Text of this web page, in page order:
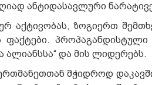
ანტიდასავლური
აქტივობას, ზოგიერთ
და მის ლიდერებს.
მჭიდროდ